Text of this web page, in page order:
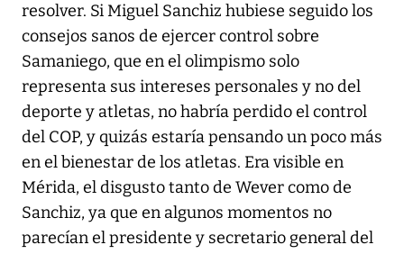
resolver. Si Miguel Sanchiz hubiese seguido los
consejos sanos de ejercer control sobre
Samaniego, que en el olimpismo solo
representa sus intereses personales y no del
deporte y atletas, no habría perdido el control
del COP, y quizás estaría pensando un poco más
en el bienestar de los atletas. Era visible en
Mérida, el disgusto tanto de Wever como de
Sanchiz, ya que en algunos momentos no
parecían el presidente y secretario general del